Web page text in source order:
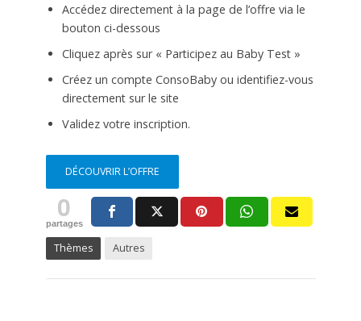
Accédez directement à la page de l’offre via le
bouton ci-dessous
Cliquez après sur « Participez au Baby Test »
Créez un compte ConsoBaby ou identifiez-vous
directement sur le site
Validez votre inscription.
DÉCOUVRIR L’OFFRE
0
partages
Thèmes Autres